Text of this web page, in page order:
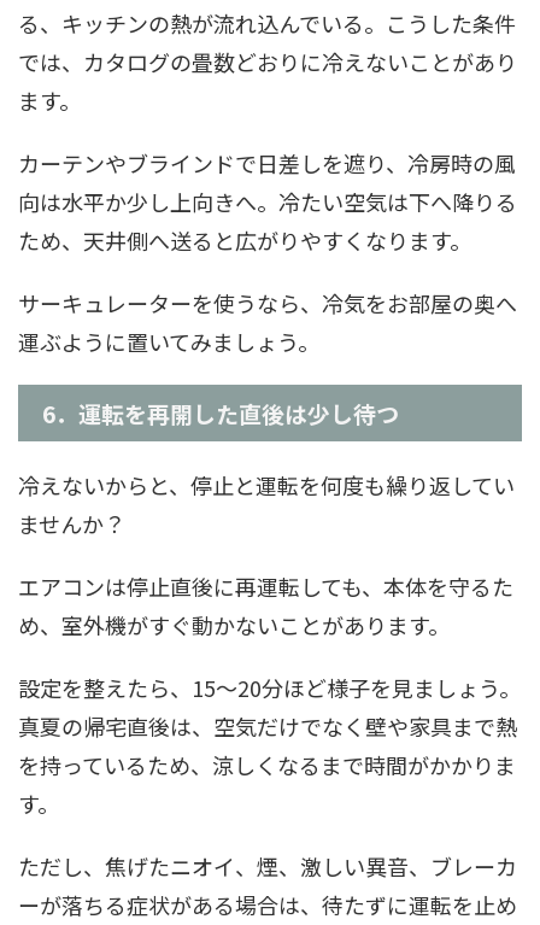
る、キッチンの熱が流れ込んでいる。こうした条件
では、カタログの畳数どおりに冷えないことがあり
ます。
カーテンやブラインドで日差しを遮り、冷房時の風
向は水平か少し上向きへ。冷たい空気は下へ降りる
ため、天井側へ送ると広がりやすくなります。
サーキュレーターを使うなら、冷気をお部屋の奥へ
運ぶように置いてみましょう。
6．運転を再開した直後は少し待つ
冷えないからと、停止と運転を何度も繰り返してい
ませんか？
エアコンは停止直後に再運転しても、本体を守るた
め、室外機がすぐ動かないことがあります。
設定を整えたら、15〜20分ほど様子を見ましょう。
真夏の帰宅直後は、空気だけでなく壁や家具まで熱
を持っているため、涼しくなるまで時間がかかりま
す。
ただし、焦げたニオイ、煙、激しい異音、ブレーカ
ーが落ちる症状がある場合は、待たずに運転を止め